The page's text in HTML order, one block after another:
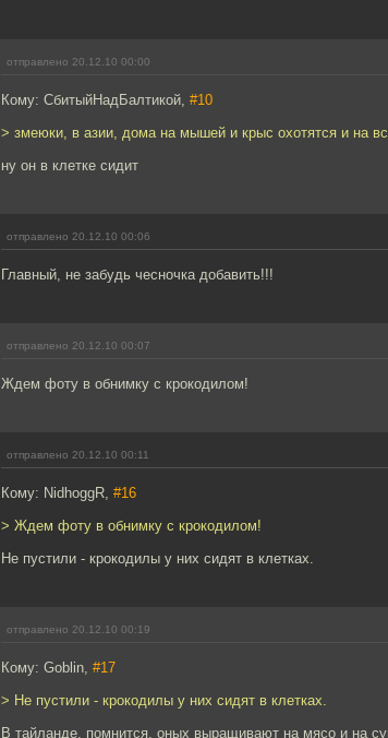
отправлено 20.12.10 00:00
Кому: СбитыйНадБалтикой, #10
> змеюки, в азии, дома на мышей и крыс охотятся и на
ну он в клетке сидит
отправлено 20.12.10 00:06
Главный, не забудь чесночка добавить!!!
отправлено 20.12.10 00:07
Ждем фоту в обнимку с крокодилом!
отправлено 20.12.10 00:11
Кому: NidhoggR, #16
> Ждем фоту в обнимку с крокодилом!
Не пустили - крокодилы у них сидят в клетках.
отправлено 20.12.10 00:19
Кому: Goblin, #17
> Не пустили - крокодилы у них сидят в клетках.
В тайланде, помнится, оных выращивают на мясо и на